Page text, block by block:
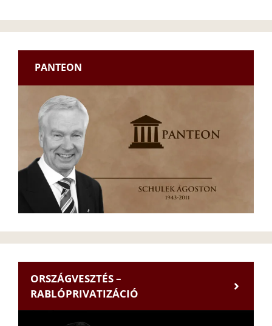
PANTEON
ORSZÁGVESZTÉS –
RABLÓPRIVATIZÁCIÓ